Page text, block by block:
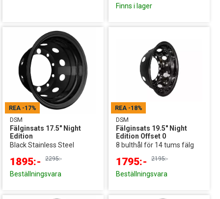
Finns i lager
REA -17%
DSM
Fälginsats 17.5" Night
Edition
Black Stainless Steel
1895:- 2295:-
Beställningsvara
REA -18%
DSM
Fälginsats 19.5" Night
Edition Offset 0
8 bulthål för 14 tums fälg
1795:- 2195:-
Beställningsvara